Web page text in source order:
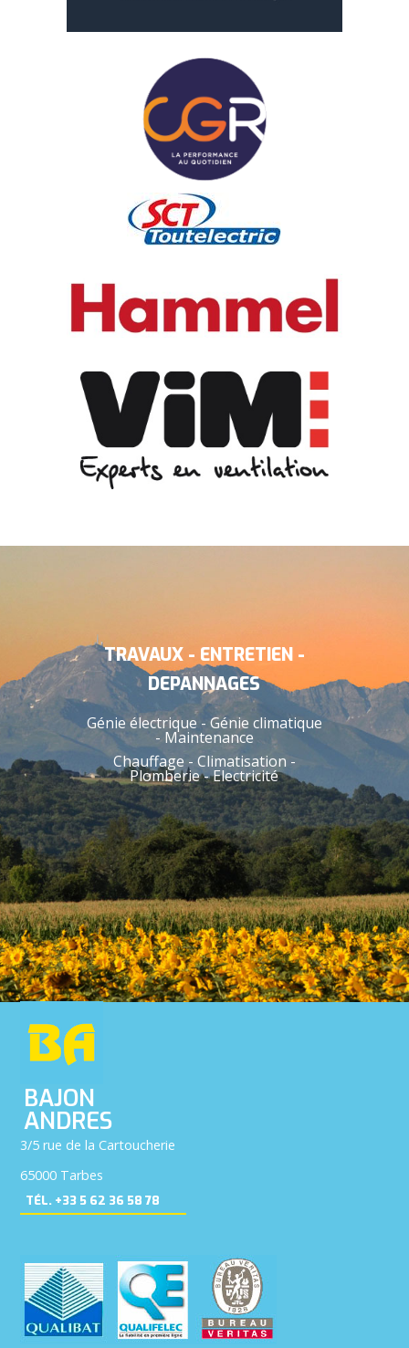
TRAVAUX - ENTRETIEN -
DEPANNAGES
Génie électrique - Génie climatique
- Maintenance
Chauffage - Climatisation -
Plomberie - Electricité
BAJON
ANDRES
3/5 rue de la Cartoucherie
65000 Tarbes
TÉL. +33 5 62 36 58 78